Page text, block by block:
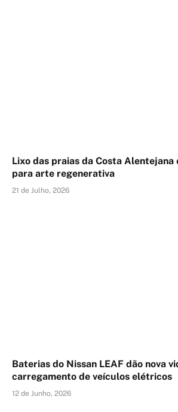
Lixo das praias da Costa
para arte regenerativa
21 de Julho, 2026
Baterias do Nissan LEAF dão nova
carregamento de veículos elétricos
12 de Junho, 2026